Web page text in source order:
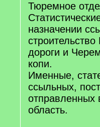
Тюремное
назначении
дороги и
копи.
Именные,
ссыльных,
отправленных
область.